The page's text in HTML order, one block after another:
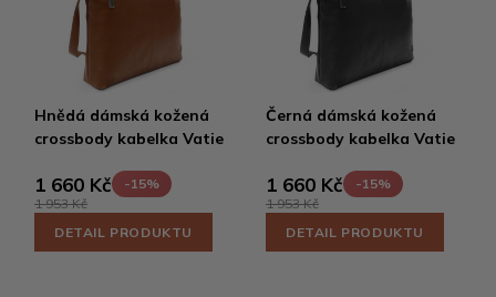
Hnědá dámská kožená
crossbody kabelka Vatie
1 660 Kč
-15%
1 953 Kč
DETAIL PRODUKTU
Černá dámská kožená
crossbody kabelka Vatie
1 660 Kč
-15%
1 953 Kč
DETAIL PRODUKTU